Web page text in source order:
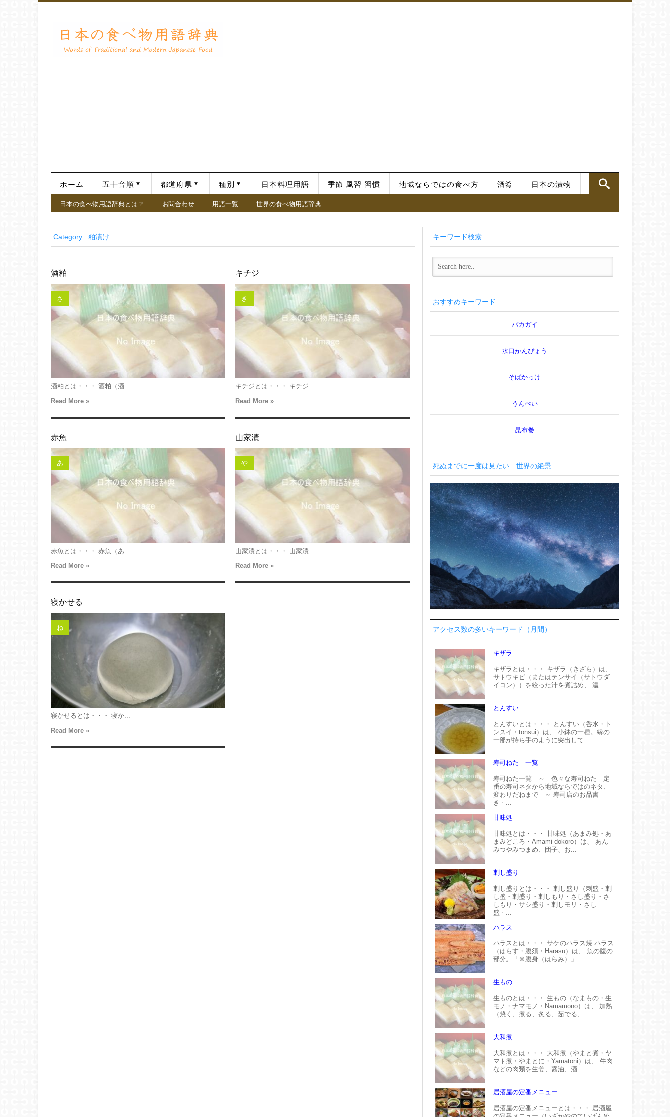
ホーム 五十音順 都道府県 種別 日本料理用語 季節 風習 習慣 地域ならではの食べ方 酒肴 日本の漬物
日本の食べ物用語辞典とは？ お問合わせ 用語一覧 世界の食べ物用語辞典
Category : 粕漬け
酒粕
さ
酒粕とは・・・ 酒粕（酒...
Read More »
キチジ
き
キチジとは・・・ キチジ...
Read More »
赤魚
あ
赤魚とは・・・ 赤魚（あ...
Read More »
山家漬
や
山家漬とは・・・ 山家漬...
Read More »
寝かせる
ね
寝かせるとは・・・ 寝か...
Read More »
キーワード検索
おすすめキーワード
バカガイ
水口かんぴょう
そばかっけ
うんぺい
昆布巻
死ぬまでに一度は見たい 世界の絶景
アクセス数の多いキーワード（月間）
キザラ
キザラとは・・・ キザラ（きざら）は、
サトウキビ（またはテンサイ（サトウダ
イコン））を絞った汁を煮詰め、 濃...
とんすい
とんすいとは・・・ とんすい（呑水・ト
ンスイ・tonsui）は、 小鉢の一種。縁の
一部が持ち手のように突出して...
寿司ねた 一覧
寿司ねた一覧 ～ 色々な寿司ねた 定
番の寿司ネタから地域ならではのネタ、
変わりだねまで ～ 寿司店のお品書
き・...
甘味処
甘味処とは・・・ 甘味処（あまみ処・あ
まみどころ・Amami dokoro）は、 あん
みつやみつまめ、団子、お...
刺し盛り
刺し盛りとは・・・ 刺し盛り（刺盛・刺
し盛・刺盛り・刺しもり・さし盛り・さ
しもり・サシ盛り・刺しモリ・さし
盛・...
ハラス
ハラスとは・・・ サケのハラス焼 ハラス
（はらす・腹須・Harasu）は、 魚の腹の
部分。「※腹身（はらみ）」...
生もの
生ものとは・・・ 生もの（なまもの・生
モノ・ナマモノ・Namamono）は、 加熱
（焼く、煮る、炙る、茹でる、...
大和煮
大和煮とは・・・ 大和煮（やまと煮・ヤ
マト煮・やまとに・Yamatoni）は、 牛肉
などの肉類を生姜、醤油、酒...
居酒屋の定番メニュー
居酒屋の定番メニューとは・・・ 居酒屋
の定番メニュー（いざかやのていばんめ